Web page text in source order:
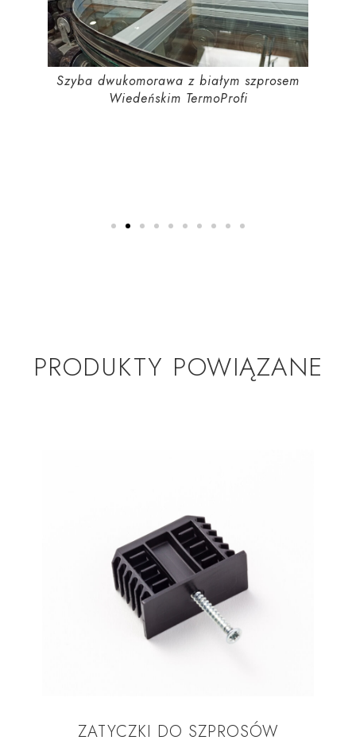
Szyba dwukomorawa z białym szprosem
Wiedeńskim TermoProfi
PRODUKTY POWIĄZANE
ZATYCZKI DO SZPROSÓW